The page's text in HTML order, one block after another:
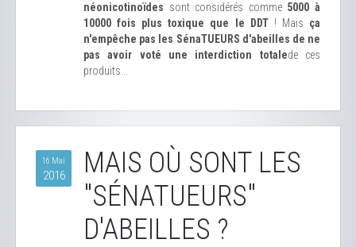
néonicotinoïdes sont considérés comme 5000 à
10000 fois plus toxique que le DDT! Mais ça
n'empêche pas les SénaTUEURS d'abeilles de ne
pas avoir voté une interdiction totalede ces
produits...
16 Mai
2016
MAIS OÙ SONT LES
"SÉNATUEURS"
D'ABEILLES ?